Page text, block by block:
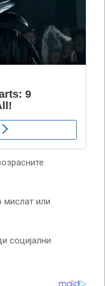
или
социјални